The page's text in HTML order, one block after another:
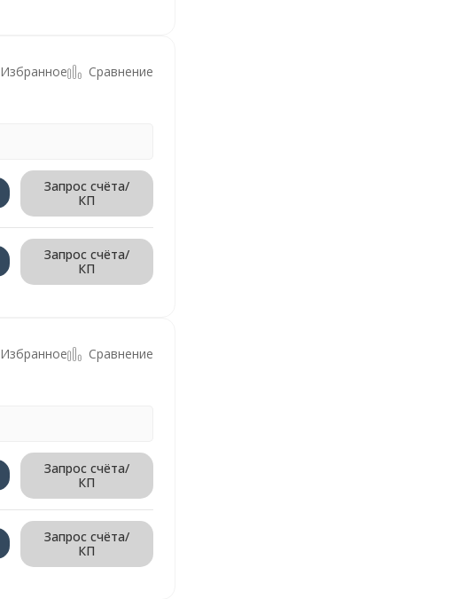
Избранное Сравнение
Запрос счёта/
КП
Запрос счёта/
КП
Избранное Сравнение
Запрос счёта/
КП
Запрос счёта/
КП